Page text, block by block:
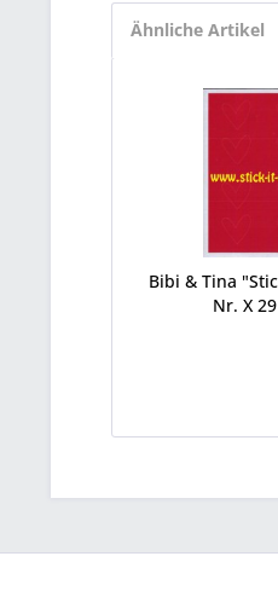
Ähnliche Artikel
Bibi & Tina
Nr. X